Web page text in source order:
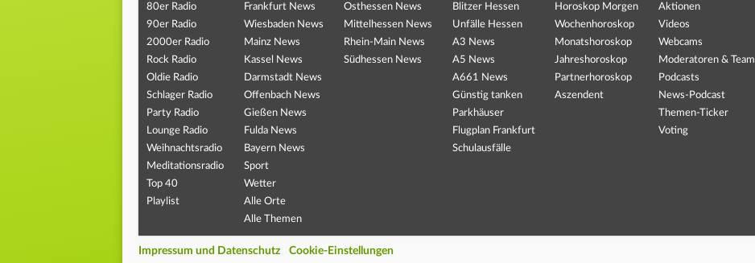
80er Radio
90er Radio
2000er Radio
Rock Radio
Oldie Radio
Schlager Radio
Party Radio
Lounge Radio
Weihnachtsradio
Meditationsradio
Top 40
Playlist
Frankfurt News
Wiesbaden News
Mainz News
Kassel News
Darmstadt News
Offenbach News
Gießen News
Fulda News
Bayern News
Sport
Wetter
Alle Orte
Alle Themen
Osthessen News
Mittelhessen News
Rhein-Main News
Südhessen News
Blitzer Hessen
Unfälle Hessen
A3 News
A5 News
A661 News
Günstig tanken
Parkhäuser
Flugplan Frankfurt
Schulausfälle
Horoskop Morgen
Wochenhoroskop
Monatshoroskop
Jahreshoroskop
Partnerhoroskop
Aszendent
Aktionen
Videos
Webcams
Moderatoren & Team
Podcasts
News-Podcast
Themen-Ticker
Voting
Impressum und Datenschutz Cookie-Einstellungen